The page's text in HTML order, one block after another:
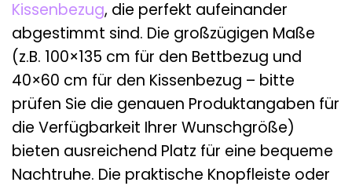
Kissenbezug, die perfekt aufeinander
abgestimmt sind. Die großzügigen Maße
(z.B. 100×135 cm für den Bettbezug und
40×60 cm für den Kissenbezug – bitte
prüfen Sie die genauen Produktangaben für
die Verfügbarkeit Ihrer Wunschgröße)
bieten ausreichend Platz für eine bequeme
Nachtruhe. Die praktische Knopfleiste oder